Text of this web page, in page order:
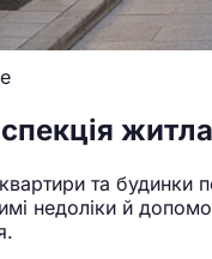
житла
та будинки
недоліки й